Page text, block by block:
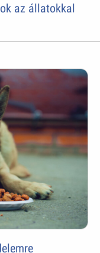
az állatokkal